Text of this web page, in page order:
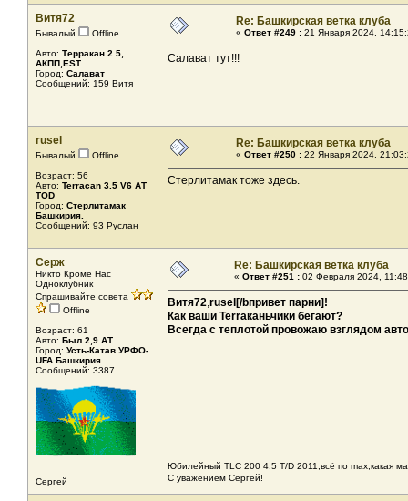
Витя72
Бывалый
Offline
Авто: Терракан 2.5,
АКПП,EST
Город: Салават
Сообщений: 159 Витя
Re: Башкирская ветка клуба
« Ответ #249 : 21 Января 2024,
Салават тут!!!
rusel
Бывалый
Offline
Возраст: 56
Авто: Terracan 3.5 V6 АТ
TOD
Город: Стерлитамак
Башкирия.
Сообщений: 93 Руслан
Re: Башкирская ветка клуба
« Ответ #250 : 22 Января 2024,
Стерлитамак тоже здесь.
Серж
Никто Кроме Нас
Одноклубник
Спрашивайте совета
Offline
Возраст: 61
Авто: Был 2,9 АТ.
Город: Усть-Катав УРФО-
UFA Башкирия
Сообщений: 3387
Сергей
Re: Башкирская ветка клуба
« Ответ #251 : 02 Февраля 2024,
Витя72,rusel[/bпривет парни]!
Как ваши Terraканьчики бегают?
Всегда с теплотой провожаю взглядом
Юбилейный TLC 200 4.5 T/D 2011,всё по max,какая
С уважением Сергей!